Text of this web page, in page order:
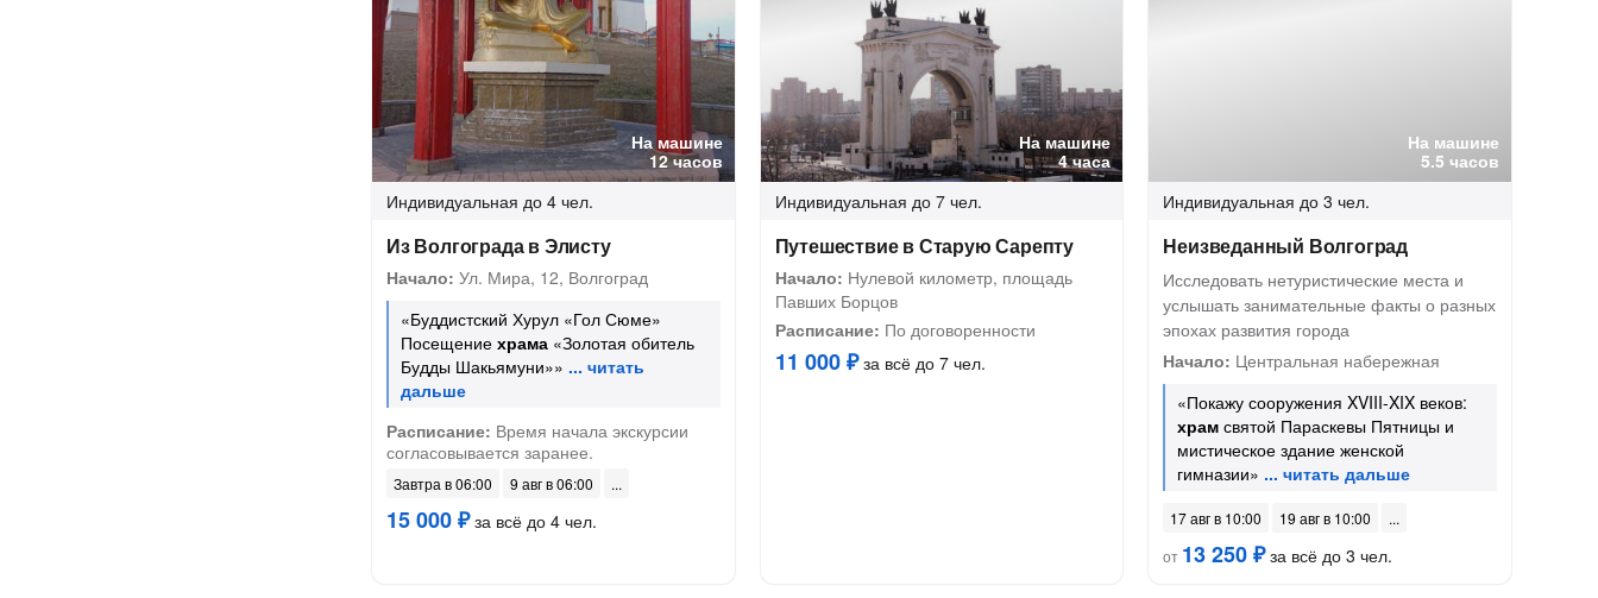
На машине
12 часов
Индивидуальная до 4 чел.
Из Волгограда в Элисту
Начало: Ул. Мира, 12, Волгоград
«Буддистский Хурул «Гол Сюме»
Посещение храма «Золотая обитель
Будды Шакьямуни»»
Расписание: Время начала экскурсии
согласовывается заранее.
Завтра в 06:00 9 авг в 06:00
15 000 ₽за всё до 4 чел.
На машине
4 часа
Индивидуальная до 7 чел.
Путешествие в Старую Сарепту
Начало: Нулевой километр, площадь
Павших Борцов
Расписание: По договоренности
11 000 ₽за всё до 7 чел.
На машине
5.5 часов
Индивидуальная до 3 чел.
Неизведанный Волгоград
Исследовать нетуристические места и
услышать занимательные факты о разных
эпохах развития города
Начало: Центральная набережная
«Покажу сооружения XVIII-XIX веков:
храм святой Параскевы Пятницы и
мистическое здание женской
гимназии»
17 авг в 10:00
19 авг в 10:00
от 13 250 ₽за всё до 3 чел.